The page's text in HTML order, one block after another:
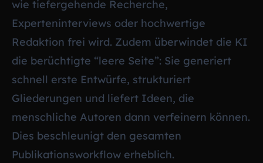
wie tiefergehende Recherche,
Experteninterviews oder hochwertige
Redaktion frei wird. Zudem überwindet die KI
die berüchtigte “leere Seite”: Sie generiert
schnell erste Entwürfe, strukturiert
Gliederungen und liefert Ideen, die
menschliche Autoren dann verfeinern können.
Dies beschleunigt den gesamten
Publikationsworkflow erheblich.